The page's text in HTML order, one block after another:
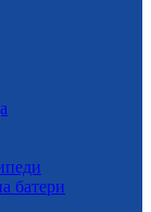
батери